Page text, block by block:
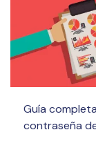
Guía
contraseña